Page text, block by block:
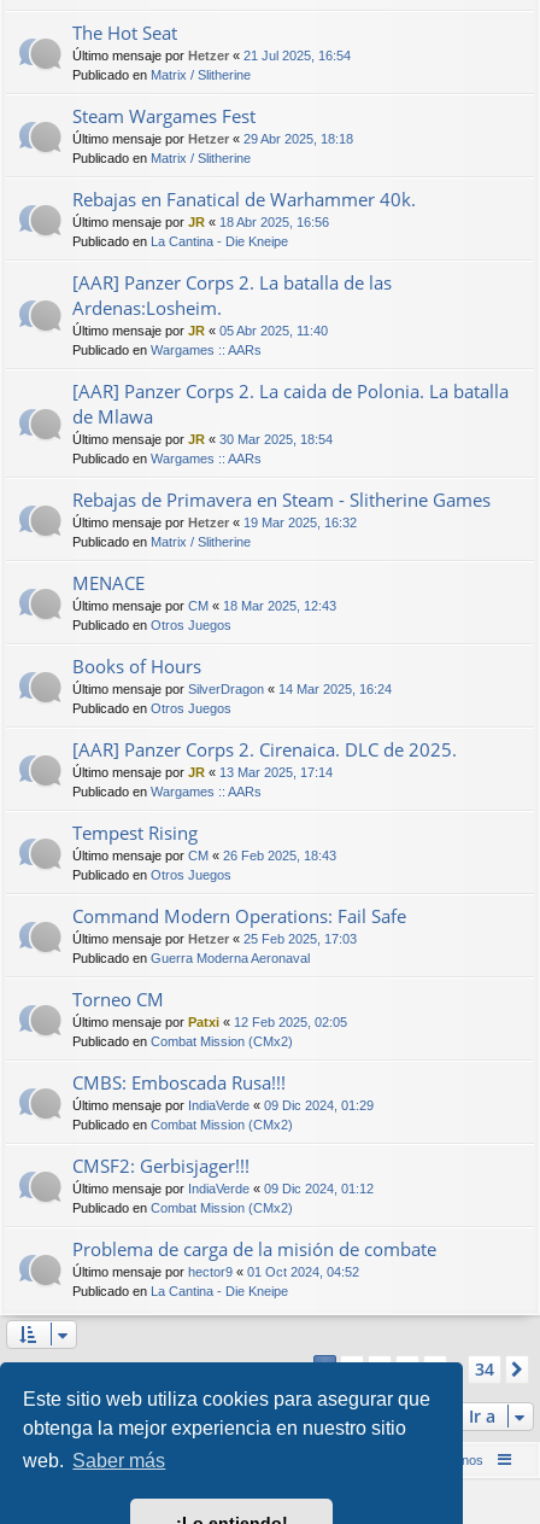
Este sitio web utiliza cookies para asegurar que
obtenga la mejor experiencia en nuestro sitio
web. Saber más
The Hot Seat
Último mensaje por Hetzer « 21 Jul 2025, 16:54
Publicado en Matrix / Slitherine
Steam Wargames Fest
Último mensaje por Hetzer « 29 Abr 2025, 18:18
Publicado en Matrix / Slitherine
Rebajas en Fanatical de Warhammer 40k.
Último mensaje por JR « 18 Abr 2025, 16:56
Publicado en La Cantina - Die Kneipe
[AAR] Panzer Corps 2. La batalla de las
Ardenas:Losheim.
Último mensaje por JR « 05 Abr 2025, 11:40
Publicado en Wargames :: AARs
[AAR] Panzer Corps 2. La caida de Polonia. La batalla
de Mlawa
Último mensaje por JR « 30 Mar 2025, 18:54
Publicado en Wargames :: AARs
Rebajas de Primavera en Steam - Slitherine Games
Último mensaje por Hetzer « 19 Mar 2025, 16:32
Publicado en Matrix / Slitherine
MENACE
Último mensaje por CM « 18 Mar 2025, 12:43
Publicado en Otros Juegos
Books of Hours
Último mensaje por SilverDragon « 14 Mar 2025, 16:24
Publicado en Otros Juegos
[AAR] Panzer Corps 2. Cirenaica. DLC de 2025.
Último mensaje por JR « 13 Mar 2025, 17:14
Publicado en Wargames :: AARs
Tempest Rising
Último mensaje por CM « 26 Feb 2025, 18:43
Publicado en Otros Juegos
Command Modern Operations: Fail Safe
Último mensaje por Hetzer « 25 Feb 2025, 17:03
Publicado en Guerra Moderna Aeronaval
Torneo CM
Último mensaje por Patxi « 12 Feb 2025, 02:05
Publicado en Combat Mission (CMx2)
CMBS: Emboscada Rusa!!!
Último mensaje por IndiaVerde « 09 Dic 2024, 01:29
Publicado en Combat Mission (CMx2)
CMSF2: Gerbisjager!!!
Último mensaje por IndiaVerde « 09 Dic 2024, 01:12
Publicado en Combat Mission (CMx2)
Problema de carga de la misión de combate
Último mensaje por hector9 « 01 Oct 2024, 04:52
Publicado en La Cantina - Die Kneipe
Página1de34
1 2 3 4 5 … 34
Ir a
Inicio (Web) Foro Punta de Lanza Wargames Contáctenos
Desarrollado porphpBB® Forum Software © phpBB Limited